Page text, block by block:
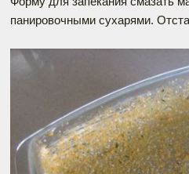
панировочными сухарями.